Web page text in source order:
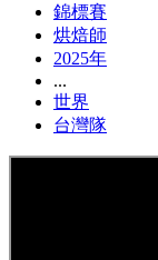
錦標賽
烘焙師
2025年
...
世界
台灣隊